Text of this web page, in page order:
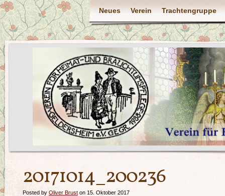
Neues Verein Trachtengruppe
20171014_200236
Posted by Oliver Brust on 15. Oktober 2017